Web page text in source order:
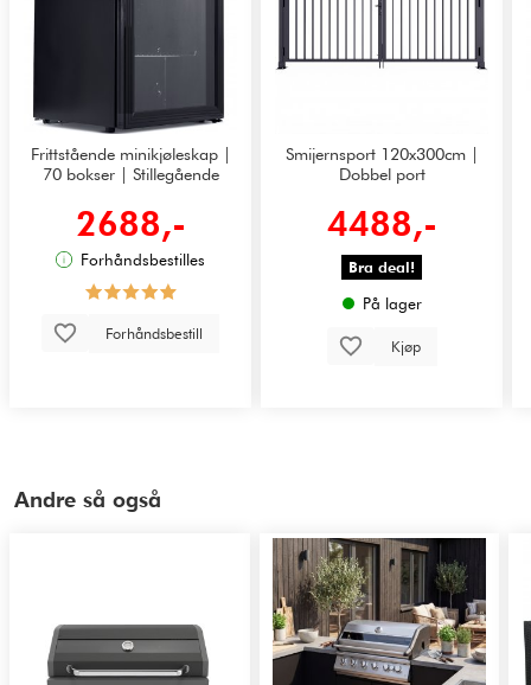
Frittstående minikjøleskap |
70 bokser | Stillegående
2688,-
Forhåndsbestilles
Forhåndsbestill
Smijernsport 120x300cm |
Dobbel port
4488,-
Bra deal!
På lager
Kjøp
Andre så også